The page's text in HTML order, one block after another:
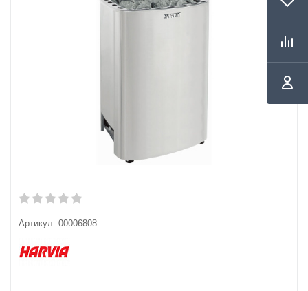
Артикул: 00006808